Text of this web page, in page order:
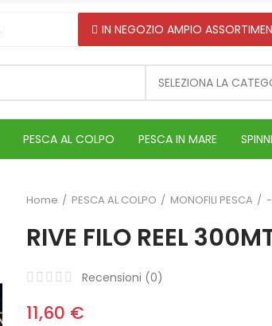
IN NEGOZIO AMPIO
SELEZIONA LA
PESCA AL COLPO PESCA IN MARE
Home PESCA AL COLPO MONOFILI PESCA
RIVE FILO REEL
Recensioni (0)
11,60 €